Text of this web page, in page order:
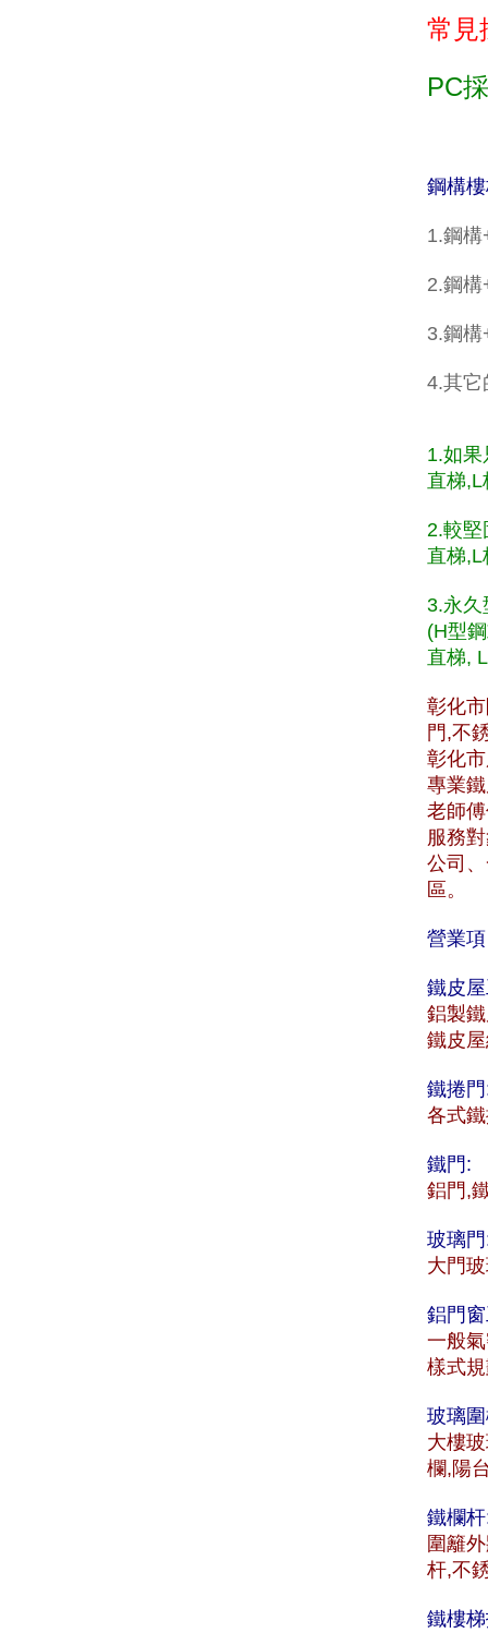
常見
PC
鋼構
1.鋼
2.鋼構
3.鋼
4.其它
1.如
直梯
2.較堅
直梯
3.永久
(H型
直梯,
彰化
門,不
彰化
專業
老師
服務
公司
區。
營業
鐵皮
鋁製
鐵皮
鐵捲
各式
鐵門:
鋁門,
玻璃
大門
鋁門
一般
樣式
玻璃
大樓
欄,陽
鐵欄
圍籬
杆,不
鐵樓